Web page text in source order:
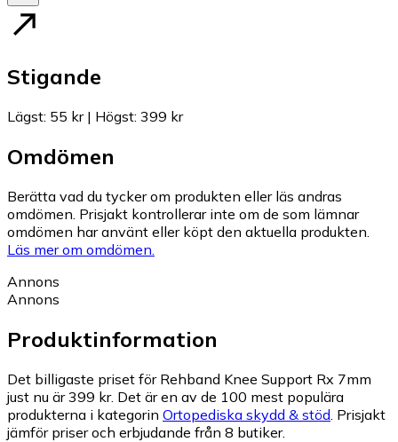
Stigande
Lägst: 55 kr| Högst: 399 kr
Omdömen
Berätta vad du tycker om produkten eller läs andras
omdömen. Prisjakt kontrollerar inte om de som lämnar
omdömen har använt eller köpt den aktuella produkten.
Läs mer om omdömen.
Annons
Annons
Produktinformation
Det billigaste priset för Rehband Knee Support Rx 7mm
just nu är 399 kr. Det är en av de 100 mest populära
produkterna i kategorin Ortopediska skydd & stöd Prisjakt
jämför priser och erbjudande från 8 butiker.